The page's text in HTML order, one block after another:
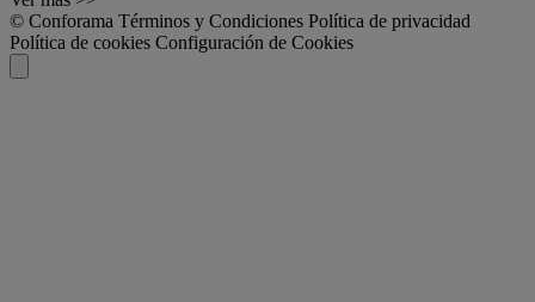
© Conforama Términos y Condiciones Política de privacidad
Política de cookies Configuración de Cookies